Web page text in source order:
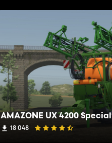
AMAZONE UX 4200 Special
18 048